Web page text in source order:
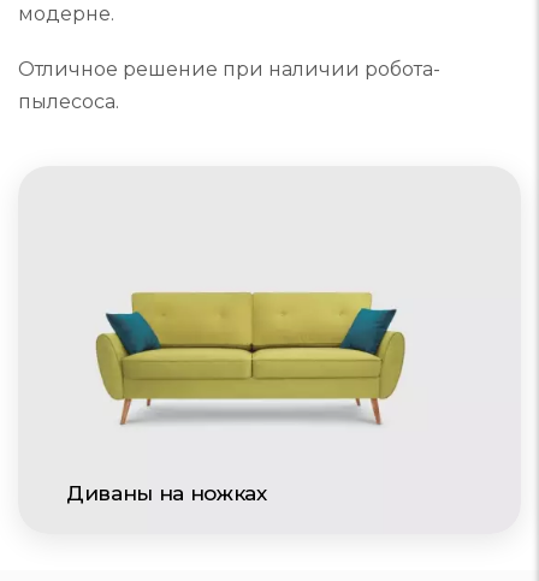
Диваны на ножках
модерне.
Отличное решение при наличии робота-
пылесоса.